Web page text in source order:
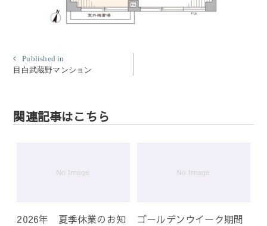
投
稿
ゲ
Published in
目白武蔵野マンション
関連記事はこちら
2026年 夏季休業のお知
ゴールデンウイーク期間